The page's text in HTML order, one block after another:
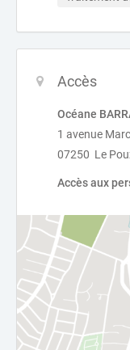
Accès
Océane
1 avenue
07250 Le
Accès aux